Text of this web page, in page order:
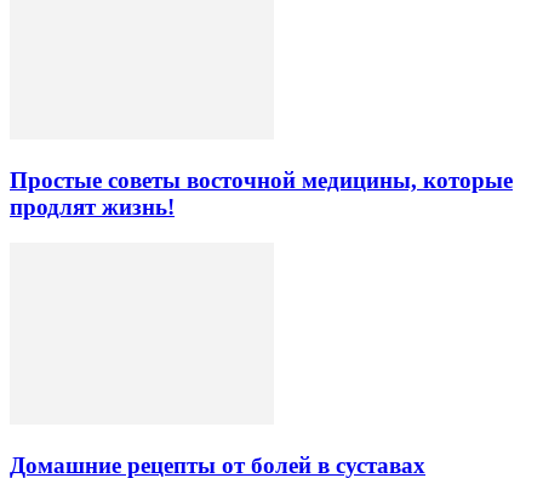
Простые советы восточной медицины, которые
продлят жизнь!
Домашние рецепты от болей в суставах